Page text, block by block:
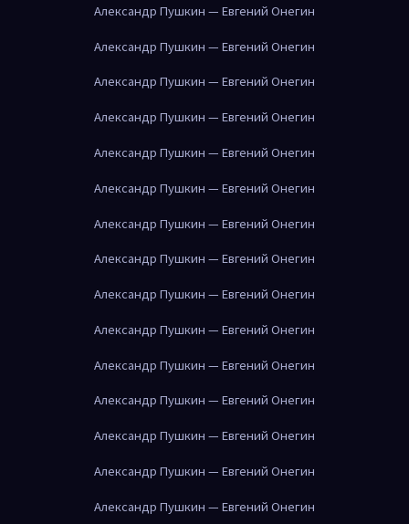
Александр Пушкин — Евгений Онегин
Александр Пушкин — Евгений Онегин
Александр Пушкин — Евгений Онегин
Александр Пушкин — Евгений Онегин
Александр Пушкин — Евгений Онегин
Александр Пушкин — Евгений Онегин
Александр Пушкин — Евгений Онегин
Александр Пушкин — Евгений Онегин
Александр Пушкин — Евгений Онегин
Александр Пушкин — Евгений Онегин
Александр Пушкин — Евгений Онегин
Александр Пушкин — Евгений Онегин
Александр Пушкин — Евгений Онегин
Александр Пушкин — Евгений Онегин
Александр Пушкин — Евгений Онегин